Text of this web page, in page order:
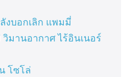
งบอกเลิก แพมมี่
มานอากาศ ไร้อินเนอร์
โซโล่